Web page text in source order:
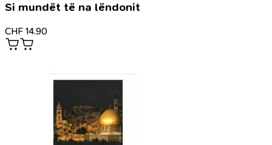
Si mundët të na lëndonit
CHF 14.90